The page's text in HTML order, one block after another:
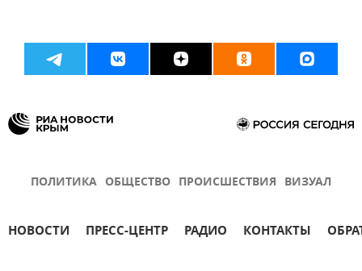
ПОЛИТИКА ОБЩЕСТВО ПРОИСШЕСТВИЯ ВИЗУАЛ
НОВОСТИ ПРЕСС-ЦЕНТР РАДИО КОНТАКТЫ